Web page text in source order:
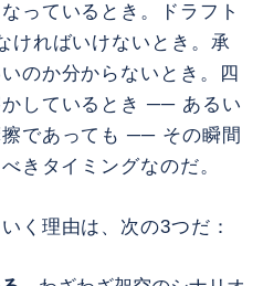
っているとき。ドラフト
ければいけないとき。承
のか分からないとき。四
しているとき ── あるい
であっても ── その瞬間
きタイミングなのだ。
く理由は、次の3つだ：